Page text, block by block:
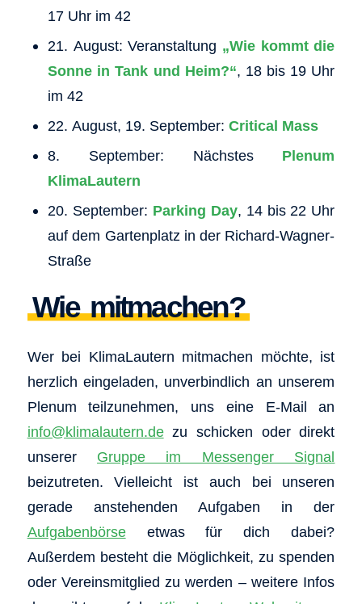
17 Uhr im 42
21. August: Veranstaltung „Wie kommt die
Sonne in Tank und Heim?“, 18 bis 19 Uhr
im 42
22. August, 19. September: Critical Mass
8. September: Nächstes Plenum
KlimaLautern
20. September: Parking Day, 14 bis 22 Uhr
auf dem Gartenplatz in der Richard-Wagner-
Straße
Wie mitmachen?
Wer bei KlimaLautern mitmachen möchte, ist
herzlich eingeladen, unverbindlich an unserem
Plenum teilzunehmen, uns eine E-Mail an
info@klimalautern.dezu schicken oder direkt
unserer Gruppe im Messenger Signal
beizutreten. Vielleicht ist auch bei unseren
gerade anstehenden Aufgaben in der
Aufgabenbörseetwas für dich dabei?
Außerdem besteht die Möglichkeit, zu spenden
oder Vereinsmitglied zu werden – weitere Infos